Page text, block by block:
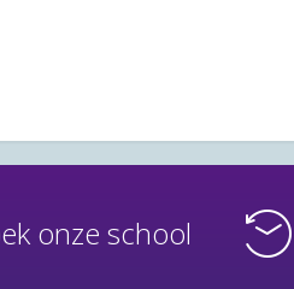
onze school